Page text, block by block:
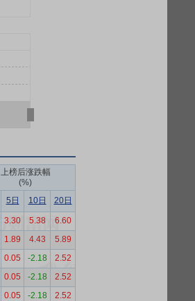
上榜后涨跌幅
(%)
5日 10日 20日
3.30 5.38
6.60
1.89 4.43
5.89
0.05 -2.18
2.52
0.05 -2.18
2.52
0.05 -2.18
2.52